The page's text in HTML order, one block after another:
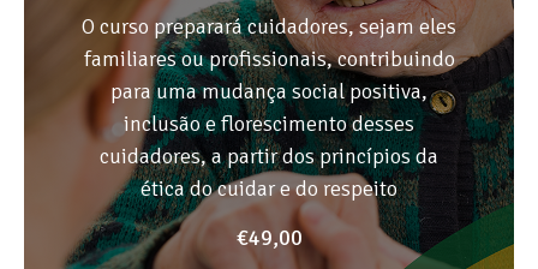
O curso preparará cuidadores, sejam eles
familiares ou profissionais, contribuindo
para uma mudança social positiva,
inclusão e florescimento desses
cuidadores, a partir dos princípios da
ética do cuidar e do respeito
€49,00